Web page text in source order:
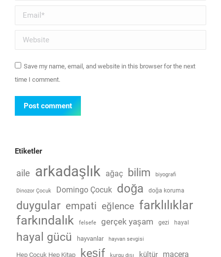
Email *
Website
Save my name, email, and website in this browser for the next
time I comment.
Post comment
Etiketler
aile arkadaşlık ağaç bilim biyografi
Dinozor Çocuk Domingo Çocuk doğa doğa koruma
duygular empati eğlence farklılıklar
farkındalık
felsefe gerçek yaşam gezi hayal
hayal gücü hayvanlar hayvan sevgisi
Hep Çocuk Hep Kitap keşif kurgu dışı kültür
macera